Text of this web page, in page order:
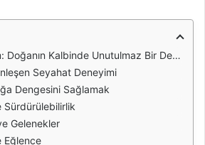
Kalbinde Unutulmaz Bir Deneyim
Seyahat Deneyimi
Dengesini Sağlamak
Sürdürülebilirlik
Gelenekler
Eğlence